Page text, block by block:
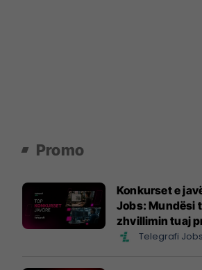
Promo
Konkurset e
Jobs: Mundësi
zhvillimin tuaj
Telegrafi Jobs